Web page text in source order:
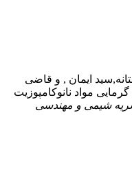
ایمان , و قاضی
مواد نانوکامپوزیت
شیمی و مهندسی